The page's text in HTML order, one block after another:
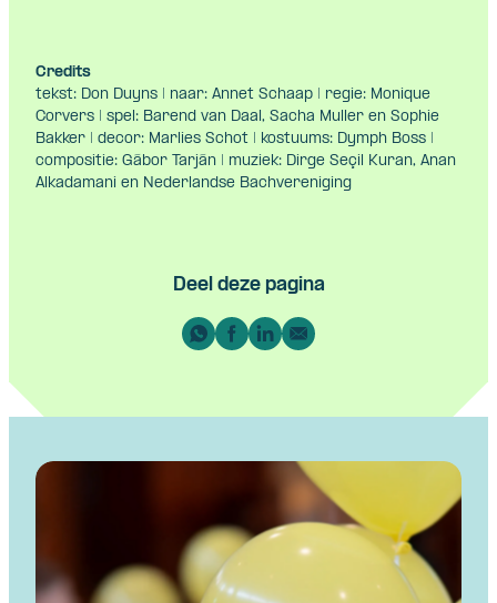
Credits
tekst: Don Duyns | naar: Annet Schaap | regie: Monique
Corvers | spel: Barend van Daal, Sacha Muller en Sophie
Bakker | decor: Marlies Schot | kostuums: Dymph Boss |
compositie: Gábor Tarján | muziek: Dirge Seçil Kuran, Anan
Alkadamani en Nederlandse Bachvereniging
Deel deze pagina